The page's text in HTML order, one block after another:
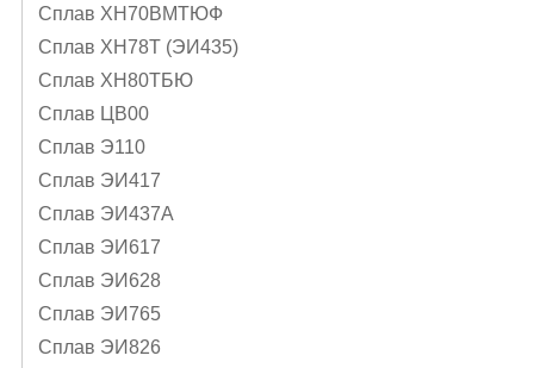
Сплав ХН70ВМТЮФ
Сплав ХН78Т (ЭИ435)
Сплав ХН80ТБЮ
Сплав ЦВ00
Сплав Э110
Сплав ЭИ417
Сплав ЭИ437А
Сплав ЭИ617
Сплав ЭИ628
Сплав ЭИ765
Сплав ЭИ826